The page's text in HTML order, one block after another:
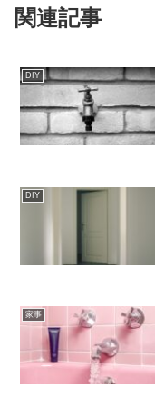
関連記事
DIY
DIY
家事